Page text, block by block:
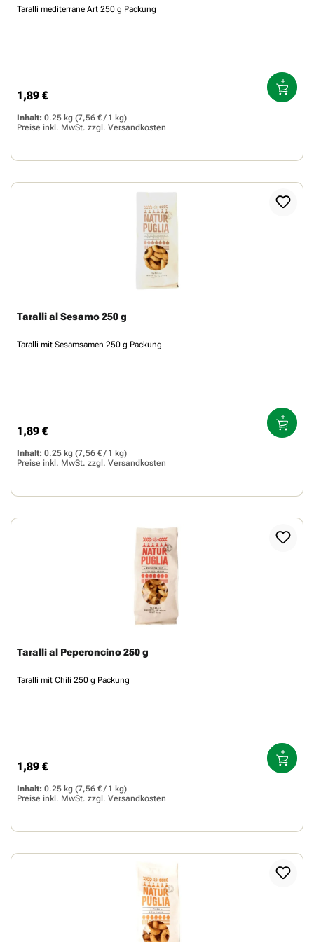
Taralli mediterrane Art 250 g Packung
Regulärer Preis:
1,89 €
Inhalt: 0.25 kg (7,56 € / 1 kg)
Preise inkl. MwSt. zzgl. Versandkosten
Taralli al Sesamo 250 g
Taralli mit Sesamsamen 250 g Packung
Regulärer Preis:
1,89 €
Inhalt: 0.25 kg (7,56 € / 1 kg)
Preise inkl. MwSt. zzgl. Versandkosten
Taralli al Peperoncino 250 g
Taralli mit Chili 250 g Packung
Regulärer Preis:
1,89 €
Inhalt: 0.25 kg (7,56 € / 1 kg)
Preise inkl. MwSt. zzgl. Versandkosten